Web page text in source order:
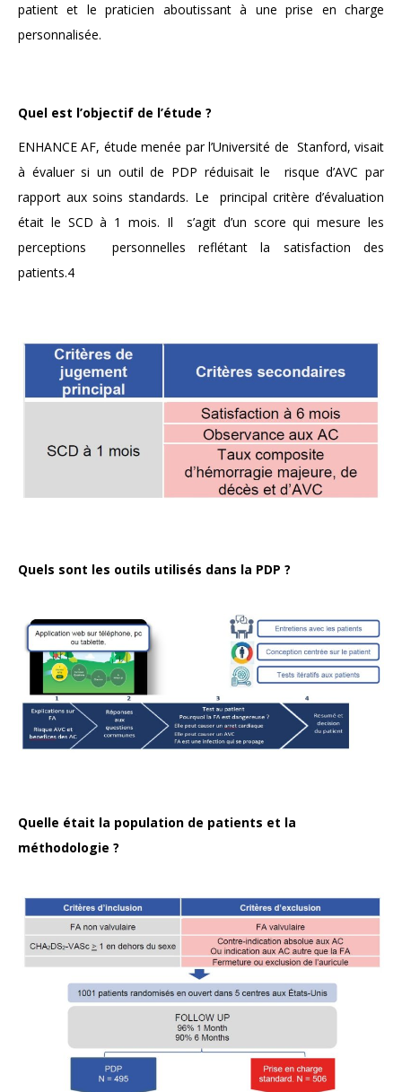
patient et le praticien aboutissant à une prise en charge
personnalisée.
Quel est l’objectif de l’étude ?
ENHANCE AF, étude menée par l’Université de Stanford, visait
à évaluer si un outil de PDP réduisait le
risque d’AVC par
rapport aux soins standards. Le
principal critère d’évaluation
était le SCD à 1 mois. Il
s’agit d’un score qui mesure les
perceptions
personnelles reflétant la satisfaction des
patients.4
Quels sont les outils utilisés dans la PDP ?
Quelle était la population de patients et la
méthodologie ?